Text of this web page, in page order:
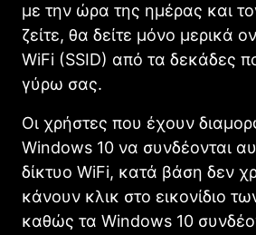
με την ώρα της ημέρας και
ζείτε, θα δείτε μόνο μερικά
WiFi (SSID) από τα δεκάδες
γύρω σας.
Οι χρήστες που έχουν
Windows 10 να συνδέονται
δίκτυο WiFi, κατά βάση δεν
κάνουν κλικ στο εικονίδιο
καθώς τα Windows 10